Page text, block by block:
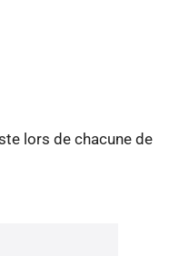
lors de chacune de